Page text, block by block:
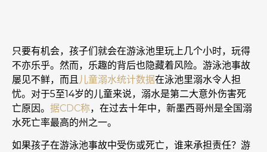
只要有机会，孩子们就会在游泳池里玩上几个小时，玩得
不亦乐乎。然而，乐趣的背后也隐藏着风险。游泳池事故
屡见不鲜，而且 儿童溺水统计数据在泳池里溺水令人担
忧。对于5至14岁的儿童来说，溺水是第二大意外伤害死
亡原因。 据CDC称，在过去十年中，新墨西哥州是全国溺
水死亡率最高的州之一。
如果孩子在游泳池事故中受伤或死亡，谁来承担责任？游